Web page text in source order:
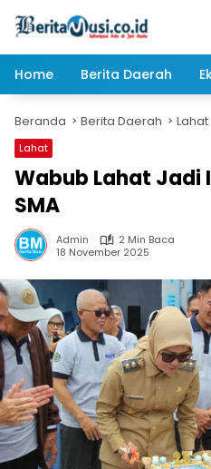
Home
Berita Daerah
Beranda Berita Daerah Lahat
Lahat
Wabub Lahat Jadi
SMA
Admin
2 Min Baca
18 November 2025